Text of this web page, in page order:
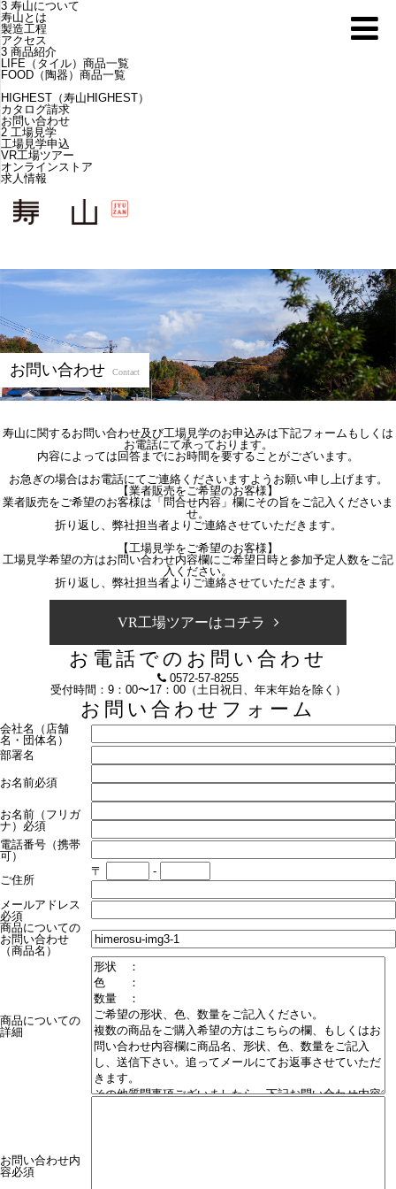
3 寿山について
寿山とは
製造工程
アクセス
3 商品紹介
LIFE（タイル）商品一覧
FOOD（陶器）商品一覧
HIGHEST（寿山HIGHEST）
カタログ請求
お問い合わせ
2 工場見学
工場見学申込
VR工場ツアー
オンラインストア
求人情報
お問い合わせ Contact
寿山に関するお問い合わせ及び工場見学のお申込みは下記フォームもしくは
お電話にて承っております。
内容によっては回答までにお時間を要することがございます。
お急ぎの場合はお電話にてご連絡くださいますようお願い申し上げます。
【業者販売をご希望のお客様】
業者販売をご希望のお客様は「問合せ内容」欄にその旨をご記入くださいま
せ。
折り返し、弊社担当者よりご連絡させていただきます。
【工場見学をご希望のお客様】
工場見学希望の方はお問い合わせ内容欄にご希望日時と参加予定人数をご記
入ください。
折り返し、弊社担当者よりご連絡させていただきます。
VR工場ツアーはコチラ
お電話でのお問い合わせ
0572-57-8255
受付時間：9：00〜17：00（土日祝日、年末年始を除く）
お問い合わせフォーム
会社名（店舗
名・団体名）
部署名
お名前必須
お名前（フリガ
ナ） 必須
電話番号（携帯
可）
ご住所
〒 -
メールアドレス
必須
商品についての
お問い合わせ
（商品名）
商品についての
詳細
お問い合わせ内
容必須